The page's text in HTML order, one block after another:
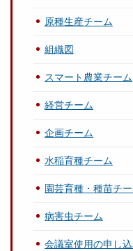
原種生産チーム
組織図
スマート農業チーム
経営チーム
企画チーム
水稲育種チーム
園芸育種・種苗チ
病害虫チーム
会議室使用の申し